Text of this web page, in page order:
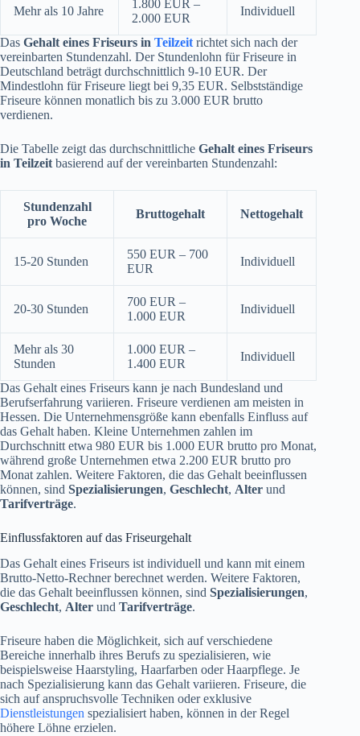
Mehr als 10 Jahre
1.800 EUR –
2.000 EUR
Individuell
Das Gehalt eines Friseurs in Teilzeit richtet sich nach der
vereinbarten Stundenzahl. Der Stundenlohn für Friseure in
Deutschland beträgt durchschnittlich 9-10 EUR. Der
Mindestlohn für Friseure liegt bei 9,35 EUR. Selbstständige
Friseure können monatlich bis zu 3.000 EUR brutto
verdienen.
Die Tabelle zeigt das durchschnittliche Gehalt eines Friseurs
in Teilzeit basierend auf der vereinbarten Stundenzahl:
Stundenzahl
pro Woche
Bruttogehalt Nettogehalt
15-20 Stunden
550 EUR – 700
EUR
Individuell
20-30 Stunden
700 EUR –
1.000 EUR
Individuell
Mehr als 30
Stunden
1.000 EUR –
1.400 EUR
Individuell
Das Gehalt eines Friseurs kann je nach Bundesland und
Berufserfahrung variieren. Friseure verdienen am meisten in
Hessen. Die Unternehmensgröße kann ebenfalls Einfluss auf
das Gehalt haben. Kleine Unternehmen zahlen im
Durchschnitt etwa 980 EUR bis 1.000 EUR brutto pro Monat,
während große Unternehmen etwa 2.200 EUR brutto pro
Monat zahlen. Weitere Faktoren, die das Gehalt beeinflussen
können, sind Spezialisierungen, Geschlecht, Alter und
Tarifverträge.
Einflussfaktoren auf das Friseurgehalt
Das Gehalt eines Friseurs ist individuell und kann mit einem
Brutto-Netto-Rechner berechnet werden. Weitere Faktoren,
die das Gehalt beeinflussen können, sind Spezialisierungen,
Geschlecht, Alter und Tarifverträge.
Friseure haben die Möglichkeit, sich auf verschiedene
Bereiche innerhalb ihres Berufs zu spezialisieren, wie
beispielsweise Haarstyling, Haarfarben oder Haarpflege. Je
nach Spezialisierung kann das Gehalt variieren. Friseure, die
sich auf anspruchsvolle Techniken oder exklusive
Dienstleistungen spezialisiert haben, können in der Regel
höhere Löhne erzielen.